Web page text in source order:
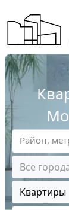
Все
Квартиры
Район,